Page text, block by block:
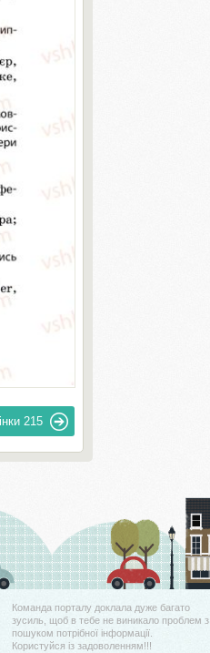
215
Команда порталу доклала дуже багато
зусиль, щоб в тебе не виникало проблем з
пошуком потрібної інформації.
Користуйся із задоволенням!!!